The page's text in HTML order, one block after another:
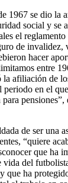
1967 se dio la
social y se
el
de invalidez,
hacer
entre
afiliación de
periodo en el
pensiones”,
de ser una
“quiere
que ha
vida del
que ha